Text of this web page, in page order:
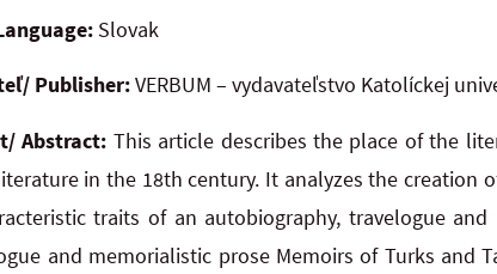
Slovak
Publisher:VERBUM – vydavateľstvo Katolíckej
Abstract: This article describes the place of the
in the 18th century. It analyzes the creation
traits of an autobiography, travelogue
and memorialistic prose Memoirs of Turks and